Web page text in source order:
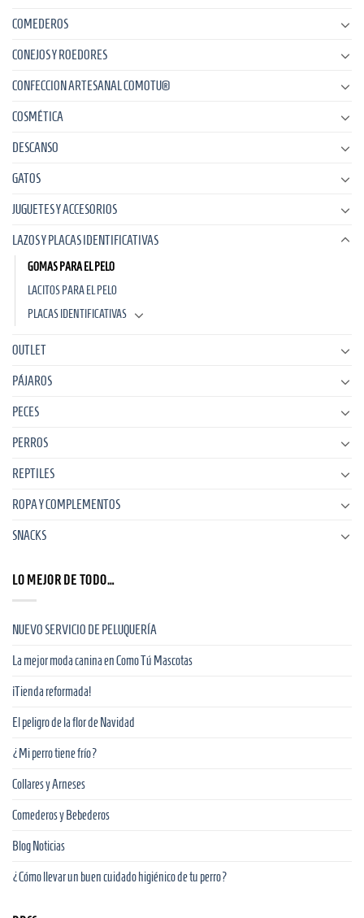
COMEDEROS
CONEJOS Y ROEDORES
CONFECCION ARTESANAL COMOTU®
COSMÉTICA
DESCANSO
GATOS
JUGUETES Y ACCESORIOS
LAZOS Y PLACAS IDENTIFICATIVAS
GOMAS PARA EL PELO
LACITOS PARA EL PELO
PLACAS IDENTIFICATIVAS
OUTLET
PÁJAROS
PECES
PERROS
REPTILES
ROPA Y COMPLEMENTOS
SNACKS
LO MEJOR DE TODO…
NUEVO SERVICIO DE PELUQUERÍA
La mejor moda canina en Como Tú Mascotas
¡Tienda reformada!
El peligro de la flor de Navidad
¿Mi perro tiene frío?
Collares y Arneses
Comederos y Bebederos
Blog Noticias
¿Cómo llevar un buen cuidado higiénico de tu perro?